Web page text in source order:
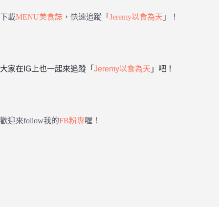
下載MENU美食誌 ，快速追蹤「 Jeremy以食為天 」！
大家在IG上也一起來追蹤「 Jeremy以食為天 」吧！
歡迎來follow我的FB粉專喔！